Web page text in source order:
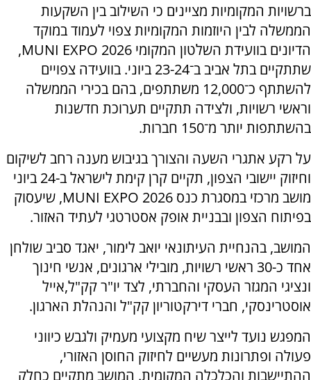
ברשויות המקומיות מציינים כי השילוב בין השקעות
הממשלה לבין היוזמות המקומיות צפוי לעמוד במוקד
הדיונים בוועידת השלטון המקומי MUNI EXPO 2026,
שתתקיים בתל אביב ב־23-24 ביוני. בוועידה צפויים
להשתתף כ־12,000 משתתפים, בהם בכירי הממשלה
וראשי רשויות, ולצידה תתקיים תערוכת חדשנות
בהשתתפות יותר מ־150 חברות.
על רקע אתגרי השעה והצורך בגיבוש מענה רחב לשיקום
וחיזוק יישובי הצפון, תקיים קרן קימת לישראל ב-24 ביוני
מושב מרכזי במסגרת כנס MUNI EXPO 2026, שיעסוק
בפיתוח הצפון ובבניית אופק אסטרטגי לעתיד האזור.
המושב, בהנחיית העיתונאי יואב לימור, יאגד סביב שולחן
אחד כ-30 ראשי רשויות, מובילי ארגונים, אנשי חינוך
ונציגי המגזר העסקי והחברתי, לצד יו"ר קק"ל,אייל
אוסטרינסקי, חברי דירקטוריון קק"ל והנהלת הארגון.
המפגש נועד לייצר שיח מקצועי מעמיק ולגבש כיווני
פעולה ופתרונות מעשיים לחיזוק החוסן האזורי,
ההתיישבות והכלכלה המקומית. המושב מתקיים כחלק